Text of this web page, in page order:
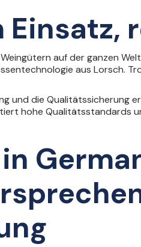
auf der ganzen
aus Lorsch.
und die Qualitätssicherung
hohe Qualitätsstandards